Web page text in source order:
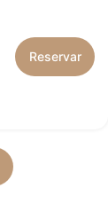
Reservar